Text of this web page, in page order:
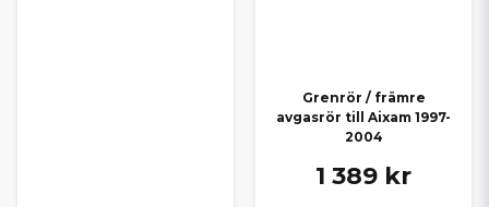
Grenrör / främre
avgasrör till Aixam 1997-
2004
1 389 kr